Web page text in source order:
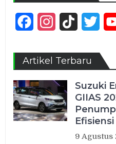
FacebookInstagram
TikTok
Artikel Terbaru
Suzuki
GIIAS
9 Agustus